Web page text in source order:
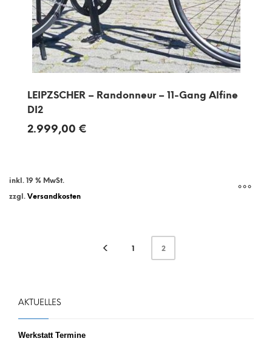
LEIPZSCHER – Randonneur – 11-Gang Alfine
DI2
2.999,00 €
inkl. 19 % MwSt.
zzgl. Versandkosten
1 2
AKTUELLES
Werkstatt Termine